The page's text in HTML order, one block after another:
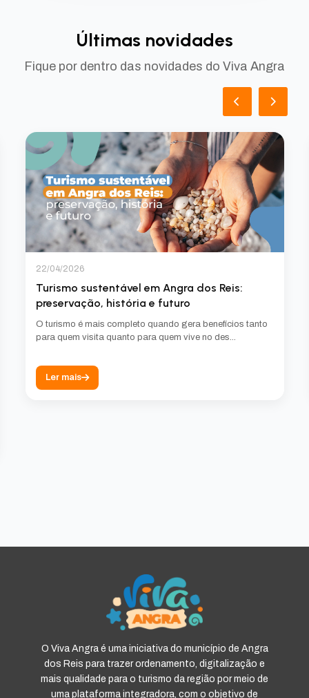
Últimas novidades
Fique por dentro das novidades do Viva Angra
22/04/2026
Turismo sustentável em Angra dos Reis:
preservação, história e futuro
O turismo é mais completo quando gera benefícios tanto
para quem visita quanto para quem vive no des...
Ler mais
O Viva Angra é uma iniciativa do município de Angra
dos Reis para trazer ordenamento, digitalização e
mais qualidade para o turismo da região por meio de
uma plataforma integradora, com o objetivo de